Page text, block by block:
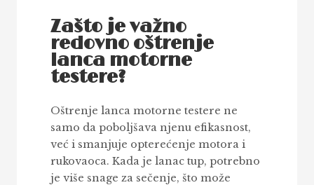
Zašto je važno
redovno oštrenje
lanca motorne
testere?
Oštrenje lanca motorne testere ne
samo da poboljšava njenu efikasnost,
već i smanjuje opterećenje motora i
rukovaoca. Kada je lanac tup, potrebno
je više snage za sečenje, što može